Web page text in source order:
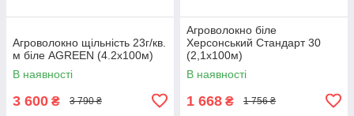
Агроволокно щільність 23г/кв.
м біле AGREEN (4.2х100м)
В наявності
3 600 ₴ 3 790 ₴
Агроволокно біле
Херсонський Стандарт 30
(2,1х100м)
В наявності
1 668 ₴ 1 756 ₴